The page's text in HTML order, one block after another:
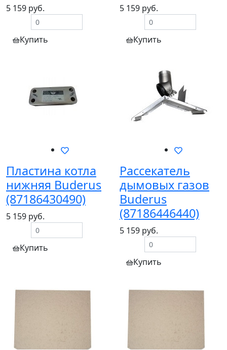
5 159 руб.
Купить
5 159 руб.
Купить
Пластина котла
нижняя Buderus
(87186430490)
5 159 руб.
Купить
Рассекатель
дымовых газов
Buderus
(87186446440)
5 159 руб.
Купить